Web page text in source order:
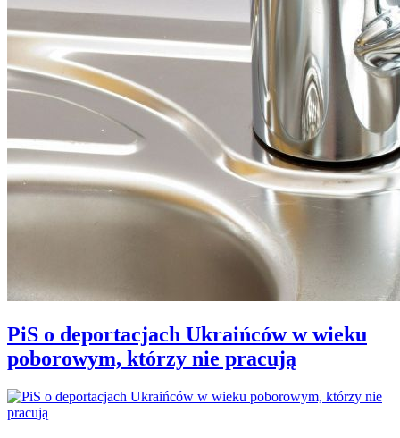
PiS o deportacjach Ukraińców w wieku
poborowym, którzy nie pracują